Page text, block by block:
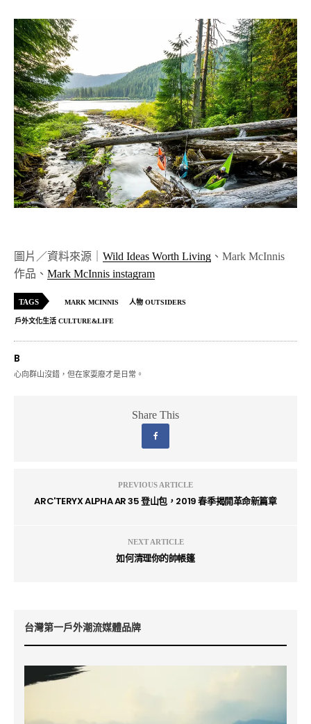
圖片／資料來源｜ Wild Ideas Worth Living 、Mark McInnis
作品、 Mark McInnis instagram
TAGS MARK MCINNIS 人物 OUTSIDERS
戶外文化生活 CULTURE&LIFE
B
心向群山沒錯，但在家耍廢才是日常。
Share This
PREVIOUS ARTICLE
ARC'TERYX ALPHA AR 35 登山包，2019 春季揭開革命新篇章
NEXT ARTICLE
如何清理你的帥帳篷
台灣第一戶外潮流媒體品牌